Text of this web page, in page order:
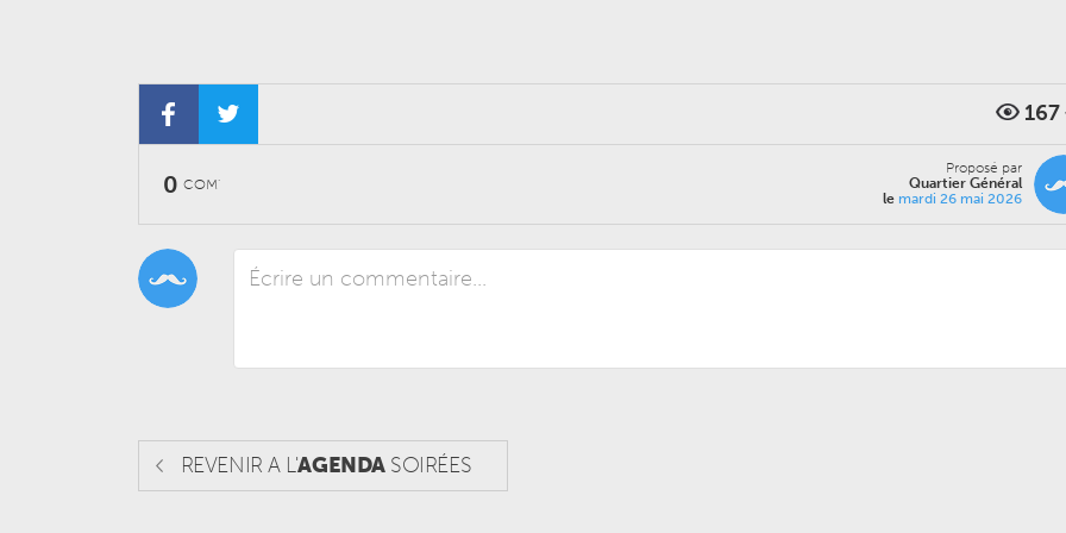
167
0 COM'
Proposé par
Quartier Général
le mardi 26 mai 2026
REVENIR A L'AGENDASOIRÉES